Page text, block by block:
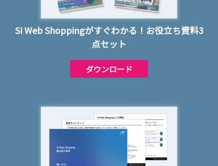
SI Web Shoppingがすぐわかる！ お役立ち資料3
点セット
ダウンロード